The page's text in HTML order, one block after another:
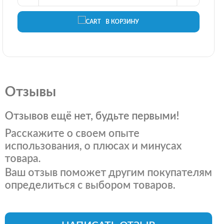
В КОРЗИНУ
Отзывы
Отзывов ещё нет, будьте первыми!
Расскажите о своем опыте
использования, о плюсах и минусах
товара.
Ваш отзыв поможет другим покупателям
определиться с выбором товаров.